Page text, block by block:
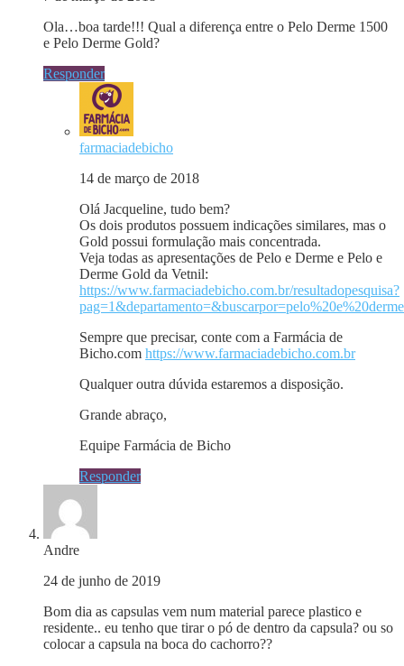
Ola…boa tarde!!! Qual a diferença entre o Pelo Derme 1500
e Pelo Derme Gold?
Responder
farmaciadebicho
14 de março de 2018
Olá Jacqueline, tudo bem?
Os dois produtos possuem indicações similares, mas o
Gold possui formulação mais concentrada.
Veja todas as apresentações de Pelo e Derme e Pelo e
Derme Gold da Vetnil:
https://www.farmaciadebicho.com.br/resultadopesquisa?
Sempre que precisar, conte com a Farmácia de
Bicho.com https://www.farmaciadebicho.com.br
Qualquer outra dúvida estaremos a disposição.
Grande abraço,
Equipe Farmácia de Bicho
Responder
Andre
24 de junho de 2019
Bom dia as capsulas vem num material parece plastico e
residente.. eu tenho que tirar o pó de dentro da capsula? ou so
colocar a capsula na boca do cachorro??